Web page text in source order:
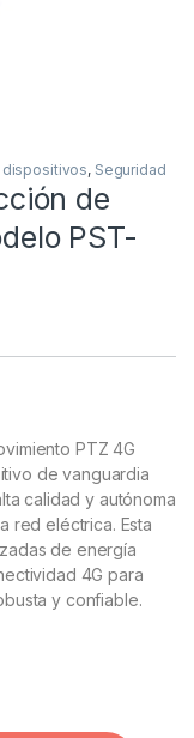
dispositivos, Seguridad
de
PST-
PTZ 4G
de vanguardia
calidad y autónoma
red eléctrica. Esta
de energía
4G para
y confiable.